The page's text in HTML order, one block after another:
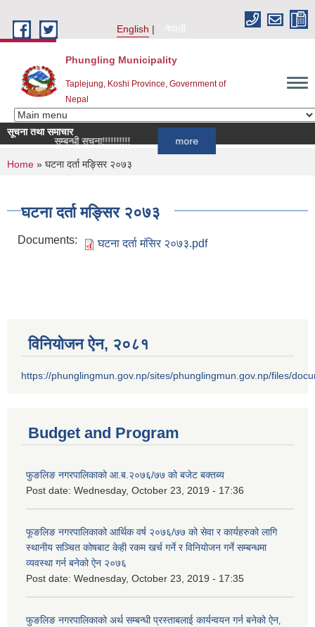
English
नेपाली
Phungling Municipality
Taplejung, Koshi Province, Government of
Nepal
सूचना तथा समाचार
आह्वान सम्बन्धी सूचना!!!!!!!!!!
You are here
Home » घटना दर्ता मङ्सिर २०७३
घटना दर्ता मङ्सिर २०७३
Documents: घटना दर्ता मंसिर २०७३.pdf
विनियोजन ऐन‚ २०८१
https://phunglingmun.gov.np/sites/phunglingmun.gov.np/files/
Budget and Program
फुङलिङ नगरपालिकाको आ.ब.२०७६/७७ को बजेट बक्तब्य
Post date: Wednesday, October 23, 2019 - 17:36
फूङलिङ नगरपालिकाको आर्थिक वर्ष २०७६/७७ को सेवा र कार्यहरुको लागि
स्थानीय सञ्चित कोषबाट केही रकम खर्च गर्ने र विनियोजन गर्ने सम्बन्धमा
व्यवस्था गर्न बनेको ऐन २०७६
Post date: Wednesday, October 23, 2019 - 17:35
फुङलिङ नगरपालिकाको अर्थ सम्बन्धी प्रस्ताबलाई कार्यन्वयन गर्न बनेको ऐन‚